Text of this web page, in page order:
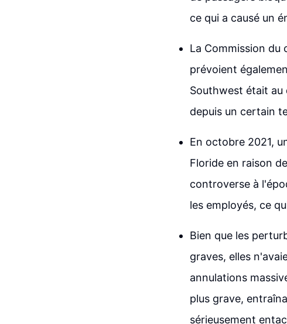
ce qui a causé un
La Commission
prévoient
Southwest était
depuis un certain
En octobre 2021,
Floride en raison
controverse à
les employés, ce
Bien que les
graves, elles
annulations
plus grave,
sérieusement